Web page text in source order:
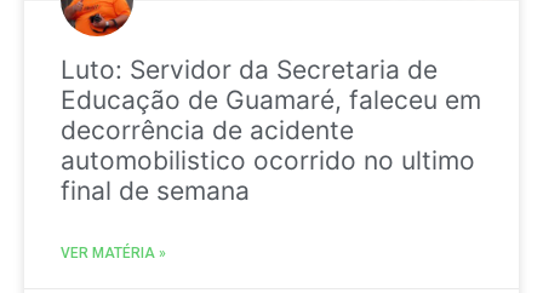
Luto: Servidor da Secretaria de
Educação de Guamaré, faleceu em
decorrência de acidente
automobilistico ocorrido no ultimo
final de semana
VER MATÉRIA »